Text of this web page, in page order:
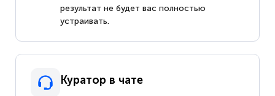
результат не будет вас полностью
устраивать.
Куратор в чате